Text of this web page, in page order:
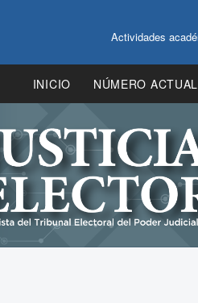
Actividades
INICIO NÚMERO ACTUAL